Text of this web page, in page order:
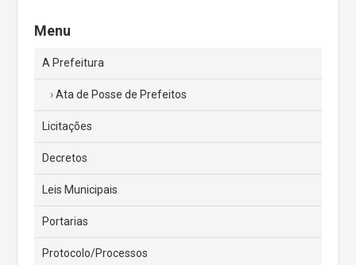
Menu
A Prefeitura
Ata de Posse de Prefeitos
Licitações
Decretos
Leis Municipais
Portarias
Protocolo/Processos